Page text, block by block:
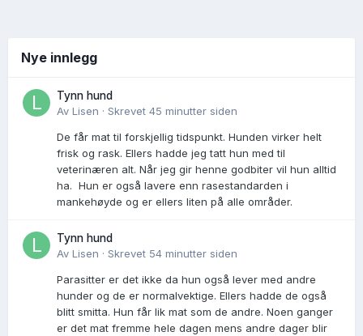
Nye innlegg
Tynn hund
Av Lisen · Skrevet 45 minutter siden
De får mat til forskjellig tidspunkt. Hunden virker helt
frisk og rask. Ellers hadde jeg tatt hun med til
veterinæren alt. Når jeg gir henne godbiter vil hun alltid
ha. Hun er også lavere enn rasestandarden i
mankehøyde og er ellers liten på alle områder.
Tynn hund
Av Lisen · Skrevet 54 minutter siden
Parasitter er det ikke da hun også lever med andre
hunder og de er normalvektige. Ellers hadde de også
blitt smitta. Hun får lik mat som de andre. Noen ganger
er det mat fremme hele dagen mens andre dager blir